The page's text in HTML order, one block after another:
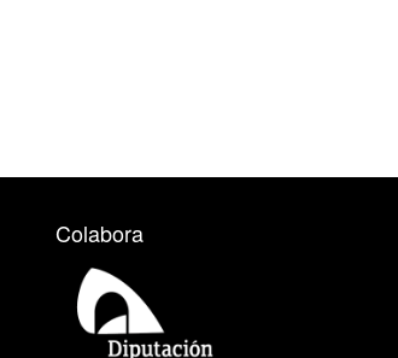
Colabora